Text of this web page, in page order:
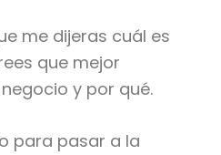
me dijeras cuál es
que mejor
y por qué.
para pasar a la